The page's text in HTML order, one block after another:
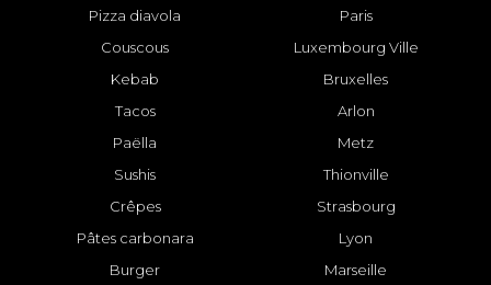
Pizza diavola
Couscous
Kebab
Tacos
Paëlla
Sushis
Crêpes
Pâtes carbonara
Burger
Paris
Luxembourg Ville
Bruxelles
Arlon
Metz
Thionville
Strasbourg
Lyon
Marseille